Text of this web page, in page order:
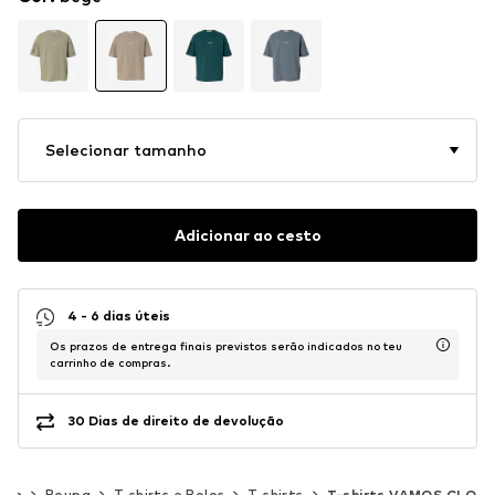
Selecionar tamanho
Adicionar ao cesto
4 - 6 dias úteis
Os prazos de entrega finais previstos serão indicados no teu
carrinho de compras.
30 Dias de direito de devolução